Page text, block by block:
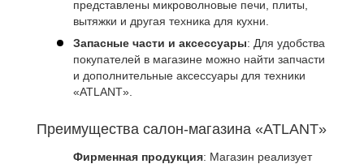
представлены микроволновые печи, плиты,
вытяжки и другая техника для кухни.
Запасные части и аксессуары: Для удобства
покупателей в магазине можно найти запчасти
и дополнительные аксессуары для техники
«ATLANT».
Преимущества салон-магазина «ATLANT»
Фирменная продукция: Магазин реализует